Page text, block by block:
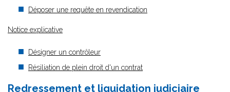
Déposer une requête en revendication
Notice explicative
Désigner un contrôleur
Résiliation de plein droit d'un contrat
Redressement et liquidation judiciaire